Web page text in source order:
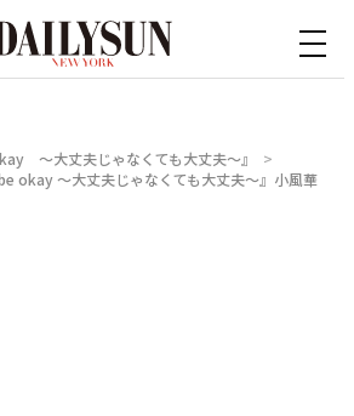
〜大丈夫じゃなくても大丈夫〜』
okay 〜大丈夫じゃなくても大丈夫〜』小風華